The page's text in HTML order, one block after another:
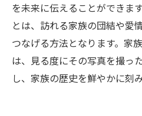
を未来に伝えることができま
とは、訪れる家族の団結や愛
つなげる方法となります。家
は、見る度にその写真を撮っ
し、家族の歴史を鮮やかに刻